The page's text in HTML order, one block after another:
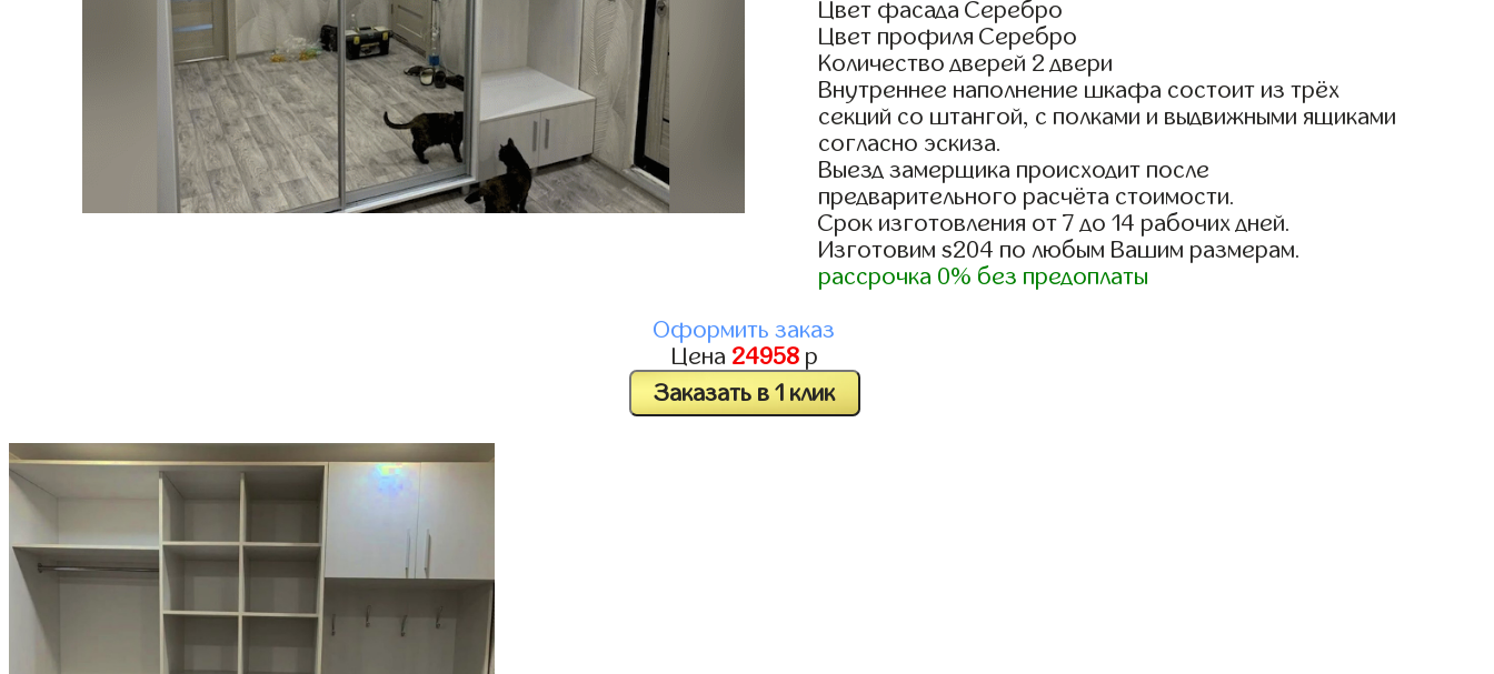
Цвет фасада Серебро
Цвет профиля Серебро
Количество дверей 2 двери
Внутреннее наполнение шкафа состоит из трёх
секций со штангой, с полками и выдвижными ящиками
согласно эскиза.
Выезд замерщика происходит после
предварительного расчёта стоимости.
Срок изготовления от 7 до 14 рабочих дней.
Изготовим s204 по любым Вашим размерам.
рассрочка 0% без предоплаты
Оформить заказ
Цена 24958р
Заказать в 1 клик